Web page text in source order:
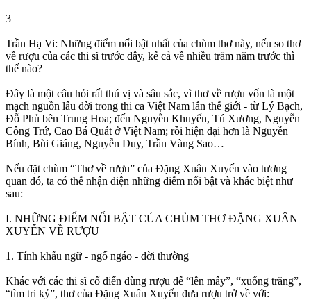
3
Trần Hạ Vi: Những điểm nổi bật nhất của chùm thơ này, nếu so thơ
về rượu của các thi sĩ trước đây, kể cả về nhiều trăm năm trước thì
thế nào?
Đây là một câu hỏi rất thú vị và sâu sắc, vì thơ về rượu vốn là một
mạch nguồn lâu đời trong thi ca Việt Nam lẫn thế giới - từ Lý Bạch,
Đỗ Phủ bên Trung Hoa; đến Nguyễn Khuyến, Tú Xương, Nguyễn
Công Trứ, Cao Bá Quát ở Việt Nam; rồi hiện đại hơn là Nguyễn
Bính, Bùi Giáng, Nguyễn Duy, Trần Vàng Sao…
Nếu đặt chùm “Thơ về rượu” của Đặng Xuân Xuyến vào tương
quan đó, ta có thể nhận diện những điểm nổi bật và khác biệt như
sau:
I. NHỮNG ĐIỂM NỔI BẬT CỦA CHÙM THƠ ĐẶNG XUÂN
XUYẾN VỀ RƯỢU
1. Tính khẩu ngữ - ngổ ngáo - đời thường
Khác với các thi sĩ cổ điển dùng rượu để “lên mây”, “xuống trăng”,
“tìm tri kỷ”, thơ của Đặng Xuân Xuyến đưa rượu trở về với: